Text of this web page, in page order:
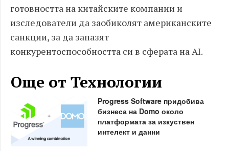
готовността на китайските компании и
изследователи да заобиколят американските
санкции, за да запазят
конкурентоспособността си в сферата на AI.
Още от Технологии
Progress Software придобива
бизнеса на Domo около
платформата за изкуствен
интелект и данни